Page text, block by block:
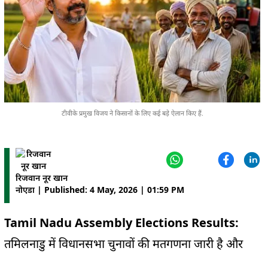
टीवीके प्रमुख विजय ने किसानों के लिए कई बड़े ऐलान किए हैं.
रिजवान नूर खान
नोएडा | Published: 4 May, 2026 | 01:59 PM
Tamil Nadu Assembly Elections Results:
तमिलनाडु में विधानसभा चुनावों की मतगणना जारी है और